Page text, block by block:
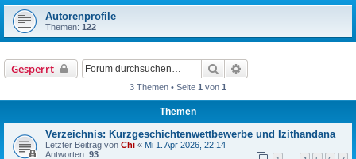
Autorenprofile
Themen: 122
Gesperrt Suche
3 Themen • Seite 1 von 1
Themen
Verzeichnis: Kurzgeschichtenwettbewerbe und Izithandana
Letzter Beitrag von Chi « Mi 1. Apr 2026, 22:14
Antworten: 93